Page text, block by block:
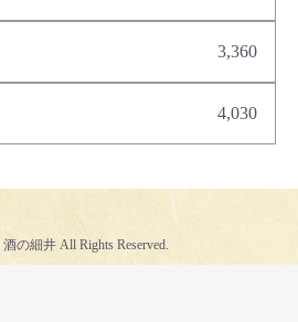
3,360
4,030
の細井 All Rights Reserved.